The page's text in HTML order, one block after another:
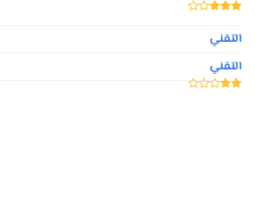
التقني
التقني